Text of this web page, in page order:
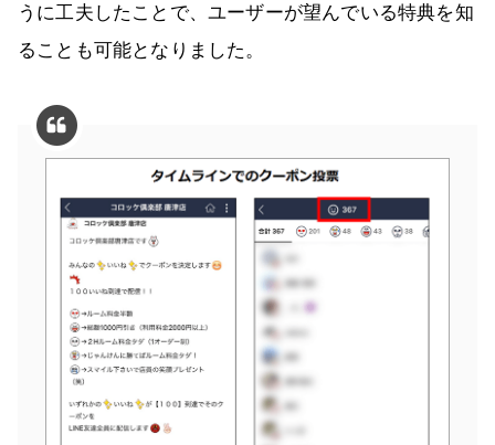
うに工夫したことで、ユーザーが望んでいる特典を知
ることも可能となりました。